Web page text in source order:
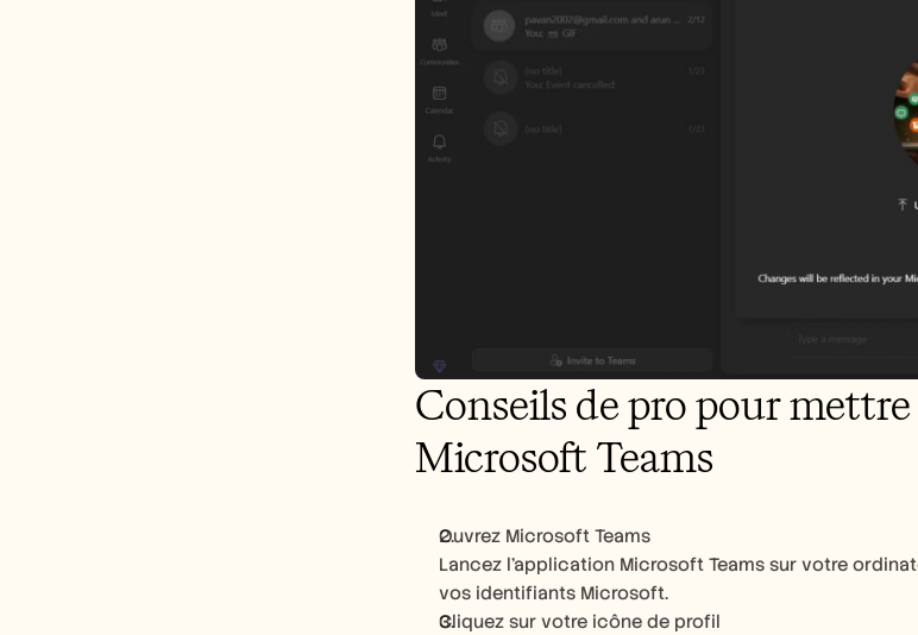
Conseils de pro pour
Microsoft Teams
Ouvrez Microsoft Teams
Lancez l’application Microsoft Teams sur votre
vos identifiants Microsoft.
Cliquez sur votre icône de profil